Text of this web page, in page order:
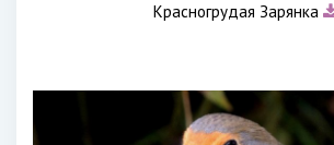
Красногрудая Зарянка